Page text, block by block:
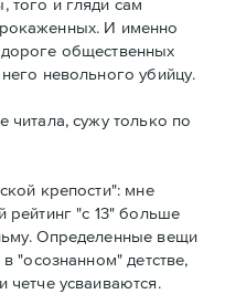
того и гляди сам
И именно
общественных
невольного убийцу.
читала, сужу только по
крепости": мне
рейтинг "с 13" больше
Определенные вещи
"осознанном" детстве,
четче усваиваются.